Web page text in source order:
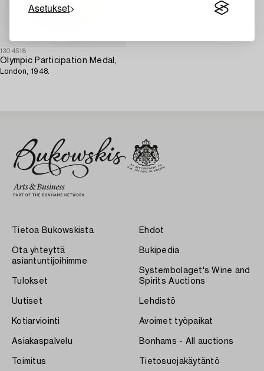
Asetukset
1304518
Olympic Participation Medal,
London, 1948.
Tietoa Bukowskista
Ota yhteyttä
asiantuntijoihimme
Tulokset
Uutiset
Kotiarviointi
Asiakaspalvelu
Toimitus
Ehdot
Bukipedia
Systembolaget's Wine and
Spirits Auctions
Lehdistö
Avoimet työpaikat
Bonhams - All auctions
Tietosuojakäytäntö